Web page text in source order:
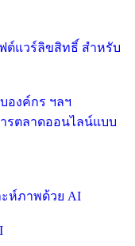
องค์กร ฯลฯ